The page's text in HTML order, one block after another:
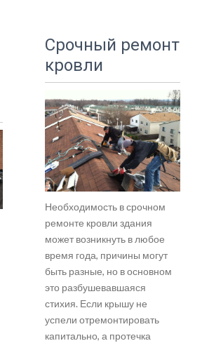
Срочный ремонт
кровли
Необходимость в срочном
ремонте кровли здания
может возникнуть в любое
время года, причины могут
быть разные, но в основном
это разбушевавшаяся
стихия. Если крышу не
успели отремонтировать
капитально, а протечка